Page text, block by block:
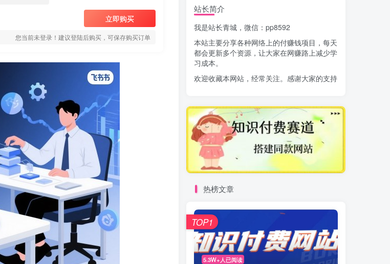
立即购买
您当前未登录！建议登陆后购买，可保存购买订单
站长简介
我是站长青城，微信：pp8592
本站主要分享各种网络上的付赚钱项目，每天
都会更新多个资源，让大家在网赚路上减少学
习成本。
欢迎收藏本网站，经常关注。感谢大家的支持
热榜文章
5.3W+人已阅读
TOP1